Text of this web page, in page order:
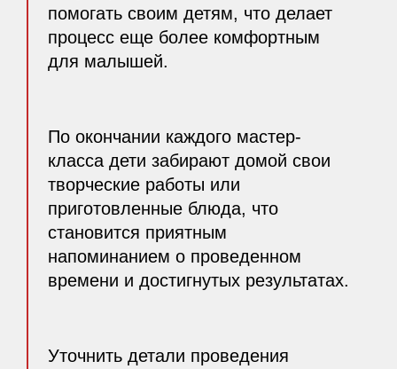
помогать своим детям, что делает
процесс еще более комфортным
для малышей.
По окончании каждого мастер-
класса дети забирают домой свои
творческие работы или
приготовленные блюда, что
становится приятным
напоминанием о проведенном
времени и достигнутых результатах.
Уточнить детали проведения